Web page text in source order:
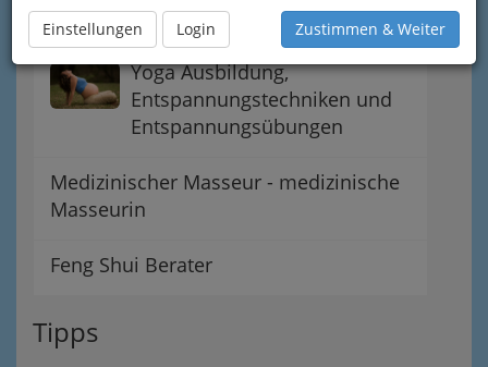
Einstellungen Login Zustimmen & Weiter
MentaltrainerIn
Yoga Ausbildung,
Entspannungstechniken und
Entspannungsübungen
Medizinischer Masseur - medizinische
Masseurin
Feng Shui Berater
Tipps